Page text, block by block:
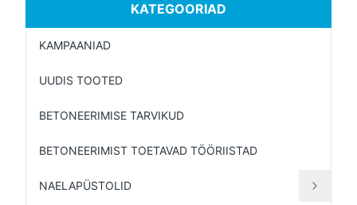
KATEGOORIAD
KAMPAANIAD
UUDIS TOOTED
BETONEERIMISE TARVIKUD
BETONEERIMIST TOETAVAD TÖÖRIISTAD
NAELAPÜSTOLID